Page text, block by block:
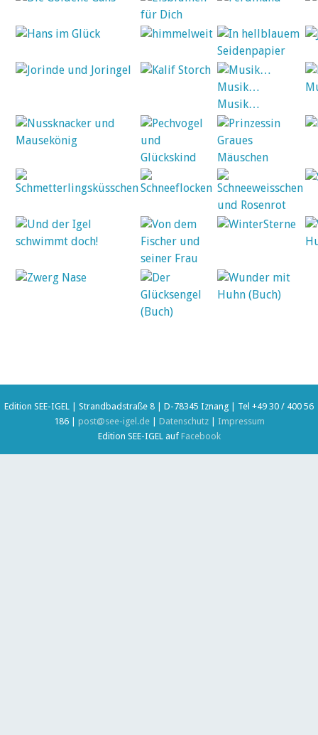
Edition SEE-IGEL | Strandbadstraße 8 | D-78345 Iznang | Tel +49 30 / 400 56
186 | post@see-igel.de| Datenschutz| Impressum
Edition SEE-IGEL auf Facebook